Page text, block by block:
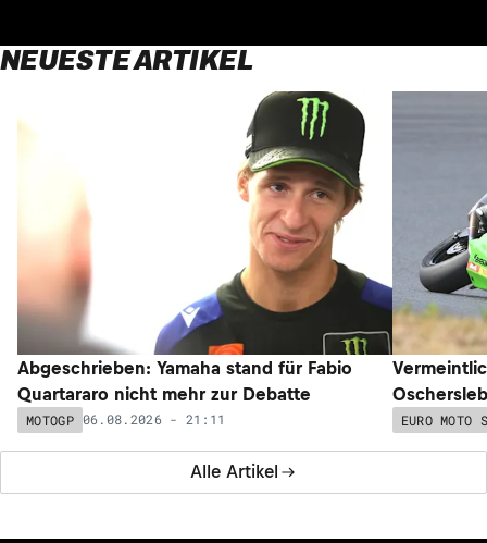
NEUESTE ARTIKEL
Alle Artikel
Abgeschrieben: Yamaha stand für Fabio
Quartararo nicht mehr zur Debatte
MOTOGP 06.08.2026 - 21:11 EURO MOTO